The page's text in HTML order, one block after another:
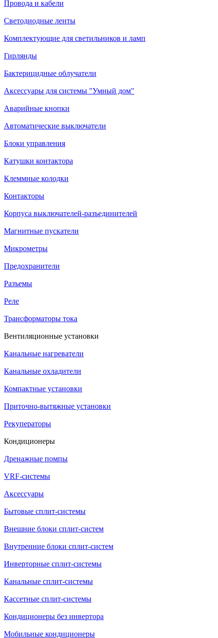
Провода и кабели
Светодиодные ленты
Комплектующие для светильников и ламп
Гирлянды
Бактерицидные облучатели
Аксессуары для системы "Умный дом"
Аварийные кнопки
Автоматические выключатели
Блоки управления
Катушки контактора
Клеммные колодки
Контакторы
Корпуса выключателей-разъединителей
Магнитные пускатели
Микрометры
Предохранители
Разъемы
Реле
Трансформаторы тока
Вентиляционные установки
Канальные нагреватели
Канальные охладители
Компактные установки
Приточно-вытяжные установки
Рекуператоры
Кондиционеры
Дренажные помпы
VRF-системы
Аксессуары
Бытовые сплит-системы
Внешние блоки сплит-систем
Внутренние блоки сплит-систем
Инверторные сплит-системы
Канальные сплит-системы
Кассетные сплит-системы
Кондиционеры без инвертора
Мобильные кондиционеры